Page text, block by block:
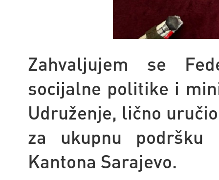
Zahvaljujem se
socijalne politike i
Udruženje, lično
za ukupnu podršku
Kantona Sarajevo.